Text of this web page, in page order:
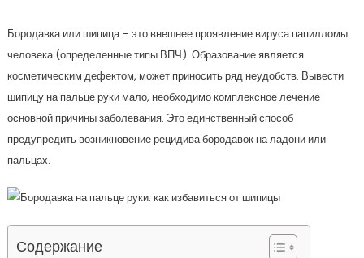
Бородавка или шипица – это внешнее проявление вируса папилломы
человека (определенные типы ВПЧ). Образование является
косметическим дефектом, может приносить ряд неудобств. Вывести
шипицу на пальце руки мало, необходимо комплексное лечение
основной причины заболевания. Это единственный способ
предупредить возникновение рецидива бородавок на ладони или
пальцах.
Содержание